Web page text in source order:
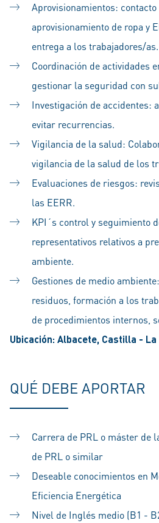
Aprovisionamientos:
aprovisionamiento de ropa y
entrega a los trabajadores/as.
Coordinación de actividades
gestionar la seguridad con
Investigación de accidentes:
evitar recurrencias.
Vigilancia de la salud:
vigilancia de la salud de los
Evaluaciones de riesgos:
las EERR.
KPI´s control y seguimiento
representativos relativos a
ambiente.
Gestiones de medio
residuos, formación a los
de procedimientos internos,
Ubicación: Albacete, Castilla - La
QUÉ DEBE APORTAR
Carrera de PRL o máster de
de PRL o similar
Deseable conocimientos en
Eficiencia Energética
Nivel de Inglés medio (B1 -